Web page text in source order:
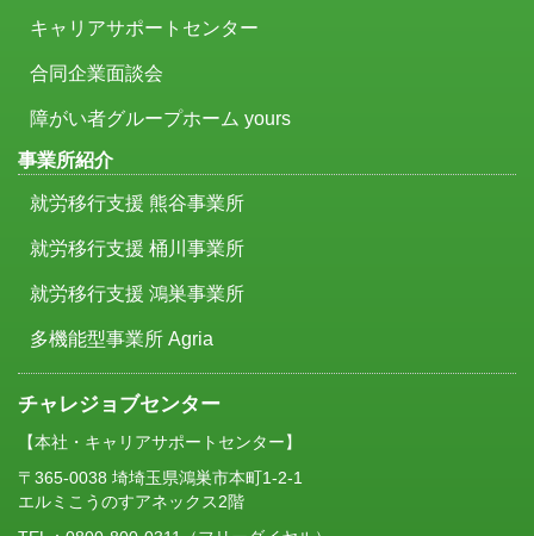
キャリアサポートセンター
合同企業面談会
障がい者グループホーム yours
事業所紹介
就労移行支援 熊谷事業所
就労移行支援 桶川事業所
就労移行支援 鴻巣事業所
多機能型事業所 Agria
チャレジョブセンター
【本社・キャリアサポートセンター】
〒365-0038 埼埼玉県鴻巣市本町1-2-1
エルミこうのすアネックス2階